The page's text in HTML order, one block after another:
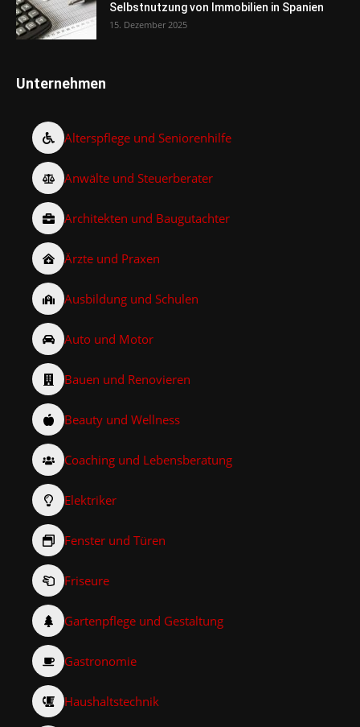
Selbstnutzung von Immobilien in Spanien
15. Dezember 2025
Unternehmen
Alterspflege und Seniorenhilfe
Anwälte und Steuerberater
Architekten und Baugutachter
Ärzte und Praxen
Ausbildung und Schulen
Auto und Motor
Bauen und Renovieren
Beauty und Wellness
Coaching und Lebensberatung
Elektriker
Fenster und Türen
Friseure
Gartenpflege und Gestaltung
Gastronomie
Haushaltstechnik